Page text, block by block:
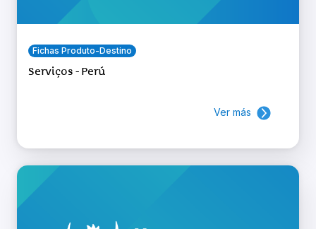
Fichas Produto-Destino
Serviços - Perú
Ver más